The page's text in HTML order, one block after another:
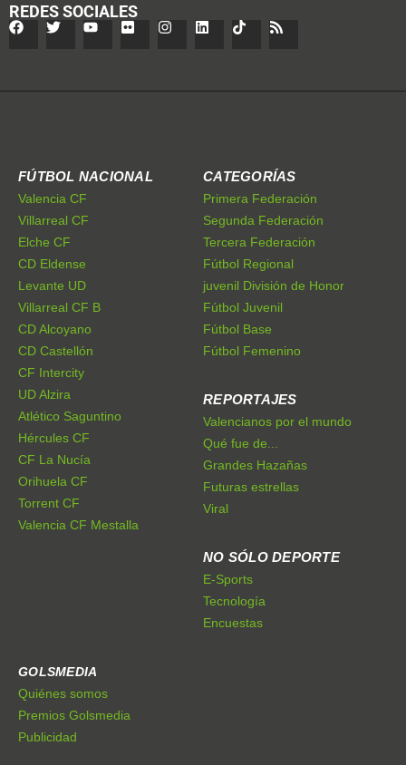
REDES SOCIALES
FÚTBOL NACIONAL
Valencia CF
Villarreal CF
Elche CF
CD Eldense
Levante UD
Villarreal CF B
CD Alcoyano
CD Castellón
CF Intercity
UD Alzira
Atlético Saguntino
Hércules CF
CF La Nucía
Orihuela CF
Torrent CF
Valencia CF Mestalla
CATEGORÍAS
Primera Federación
Segunda Federación
Tercera Federación
Fútbol Regional
juvenil División de Honor
Fútbol Juvenil
Fútbol Base
Fútbol Femenino
REPORTAJES
Valencianos por el mundo
Qué fue de...
Grandes Hazañas
Futuras estrellas
Viral
NO SÓLO DEPORTE
E-Sports
Tecnología
Encuestas
GOLSMEDIA
Quiénes somos
Premios Golsmedia
Publicidad